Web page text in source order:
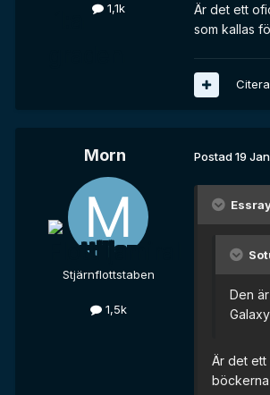
1,1k
Är det ett
som kallas
Citera
Morn
Stjärnflottstaben
1,5k
Postad19
Den
Är det ett